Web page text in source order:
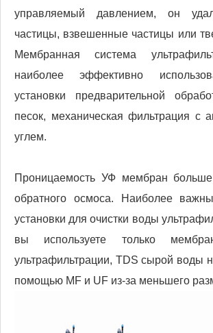
управляемый давлением, он
частицы, взвешенные частицы или
Мембранная система
наиболее эффективно
установки предварительной
песок, механическая фильтрация с
углем.
Проницаемость УФ мембран
обратного осмоса. Наиболее
установки для очистки воды
вы используете только
ультрафильтрации, TDS сырой воды
помощью MF и UF из-за меньшего